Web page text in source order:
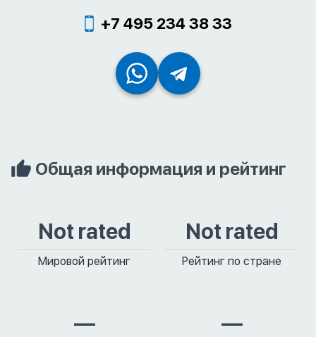
+7 495 234 38 33
Общая информация и рейтинг
Not rated
Мировой рейтинг
Not rated
Рейтинг по стране
— —